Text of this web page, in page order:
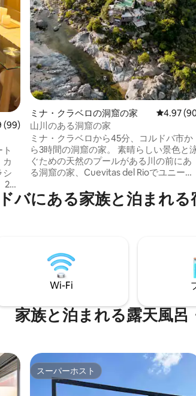
ー99件、5つ星中4.99つ星の平均評価
(99)
カ
シ
名
か
チ
ミナ・クラベロの洞窟の家 レビュー
4.97
山川のある洞窟の家
ミナ・クラベロから45分、コルドバ市か
ら3時間の洞窟の家。 素晴らしい景色と
ぐための天然のプールがある川の前にあ
る洞窟の家、Cuevitas del Rioでユニーク
う。 壁の50%は巨大な石です。森、川、
プライバシーが満喫できる場所です。写
ル、庭園。 私は家の隣のアパートに住ん
でおり、独立した出入り口があります。
バにある家族と泊まれ
Wi-Fi
家族と泊まれる露天風
スーパーホスト
スーパーホスト